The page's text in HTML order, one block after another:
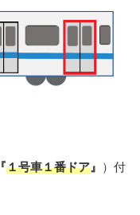
『１号車１番ドア 』 ）付